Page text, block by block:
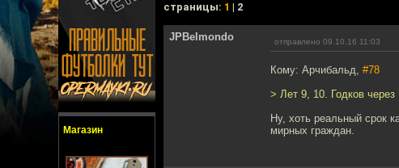
Магазин
cтраницы: 1 | 2
JPBelmondo отправлено 09.10.16 11:03
Кому: Арчибальд, #78
> Лет 9, 10. Годков
Ну, хоть реальный срок
мирных граждан.